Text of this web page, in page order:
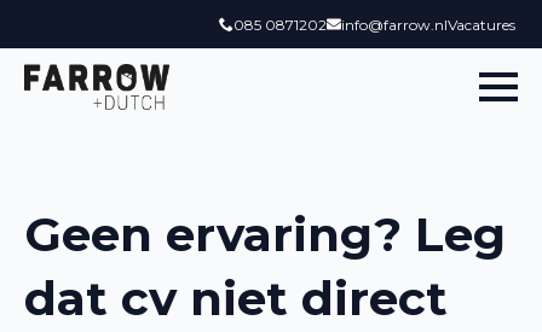
085 0871202 info@farrow.nlVacatures
Geen ervaring? Leg
dat cv niet direct